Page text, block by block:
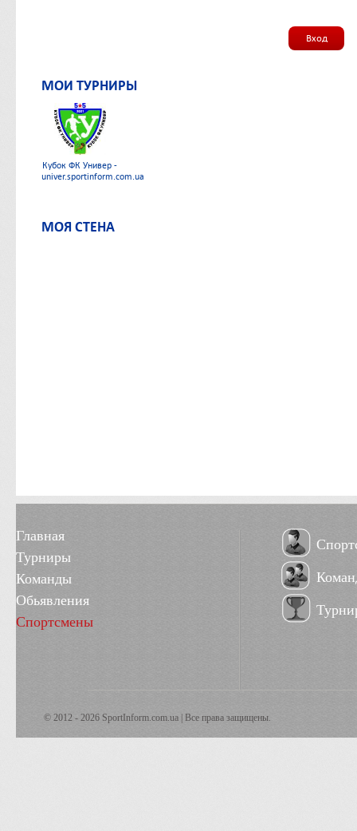
Вход
МОИ ТУРНИРЫ
Кубок ФК Универ -
univer.sportinform.com.ua
МОЯ СТЕНА
Главная
Турниры
Команды
Обьявления
Спортсмены
© 2012 - 2026 SportInform.com.ua | Все права защищены.